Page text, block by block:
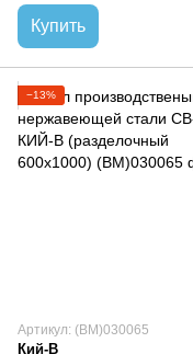
Купить
−13%
Артикул: (BM)030065
Кий-В